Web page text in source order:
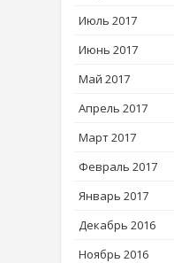
Июль 2017
Июнь 2017
Май 2017
Апрель 2017
Март 2017
Февраль 2017
Январь 2017
Декабрь 2016
Ноябрь 2016